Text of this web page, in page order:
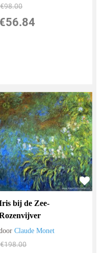
€98.00
€56.84
bij de Zee-
Claude Monet
€198.00